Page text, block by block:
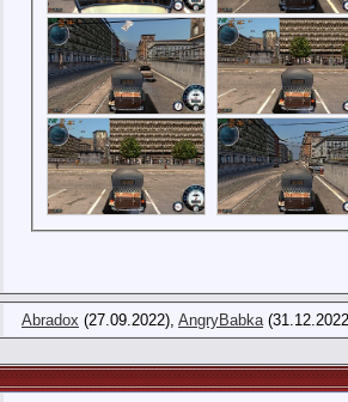
Abradox (27.09.2022), AngryBabka